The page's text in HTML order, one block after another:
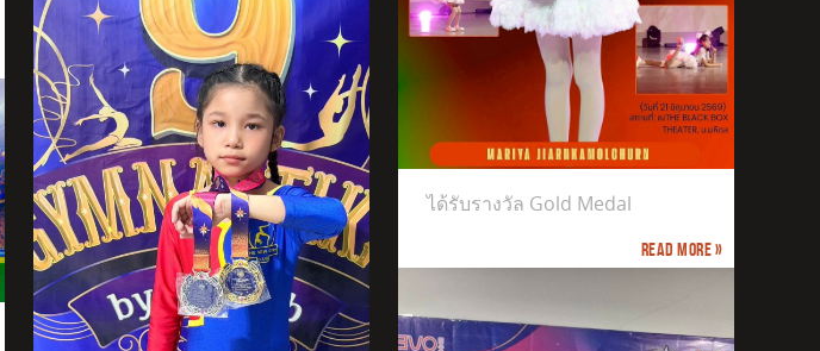
ได้รับรางวัล Gold Medal
ได้รับรางวัล Gold Medal
Read more »